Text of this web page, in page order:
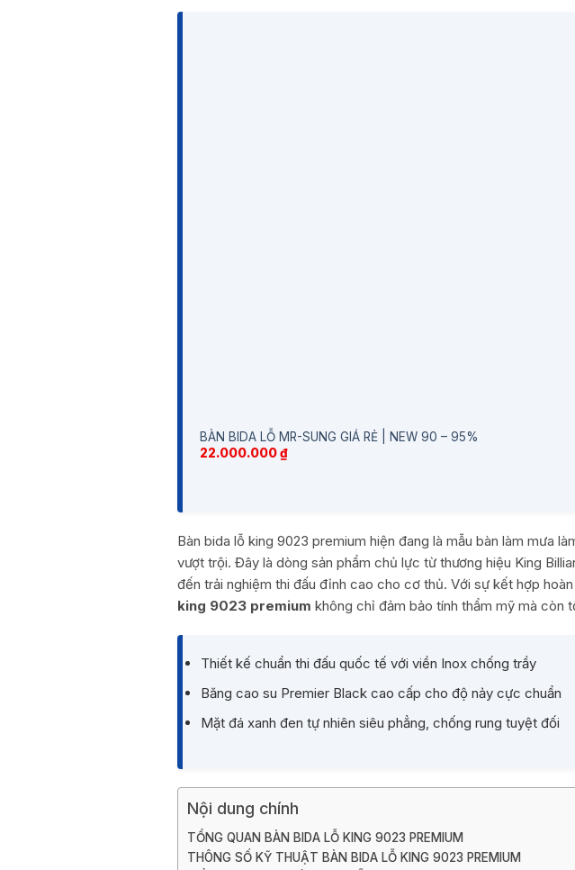
BÀN BIDA LỖ MR-SUNG GIÁ RẺ | NEW 90 – 95%
22.000.000₫
Bàn bida lỗ king 9023 premium hiện đang là mẫu bàn làm mưa
vượt trội. Đây là dòng sản phẩm chủ lực từ thương hiệu King
đến trải nghiệm thi đấu đỉnh cao cho cơ thủ. Với sự kết hợp
king 9023 premium không chỉ đảm bảo tính thẩm mỹ mà còn
Thiết kế chuẩn thi đấu quốc tế với viền Inox chống trầy
Băng cao su Premier Black cao cấp cho độ nảy cực chuẩn
Mặt đá xanh đen tự nhiên siêu phẳng, chống rung tuyệt đối
Nội dung chính
TỔNG QUAN BÀN BIDA LỖ KING 9023 PREMIUM
THÔNG SỐ KỸ THUẬT BÀN BIDA LỖ KING 9023 PREMIUM